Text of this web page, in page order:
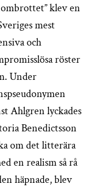
klev en
mest
och
röster
Under
Ahlgren lyckades
Benedictsson
om det litterära
en realism så rå
häpnade, blev